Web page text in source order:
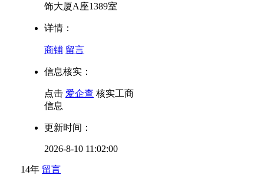
饰大厦A座1389室
详情：
商铺 留言
信息核实：
点击 爱企查 核实工商
信息
更新时间：
2026-8-10 11:02:00
14年 留言